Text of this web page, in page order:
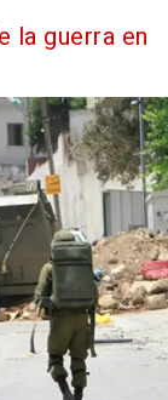
la guerra en